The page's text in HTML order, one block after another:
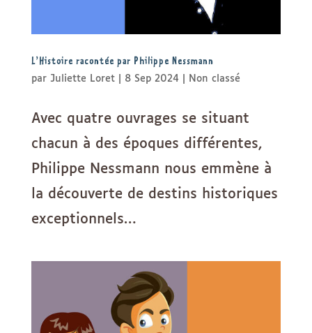
L’Histoire racontée par Philippe Nessmann
par Juliette Loret| 8 Sep 2024 Non classé
Avec quatre ouvrages se situant
chacun à des époques différentes,
Philippe Nessmann nous emmène à
la découverte de destins historiques
exceptionnels…